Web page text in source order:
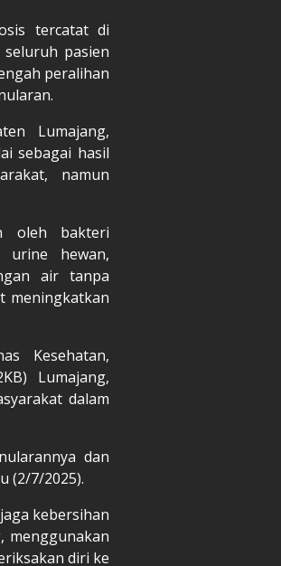
tercatat di
pasien
peralihan
Lumajang,
sebagai hasil
namun
oleh bakteri
urine hewan,
air tanpa
meningkatkan
Kesehatan,
Lumajang,
dalam
dan
(2/7/2025).
kebersihan
menggunakan
diri ke